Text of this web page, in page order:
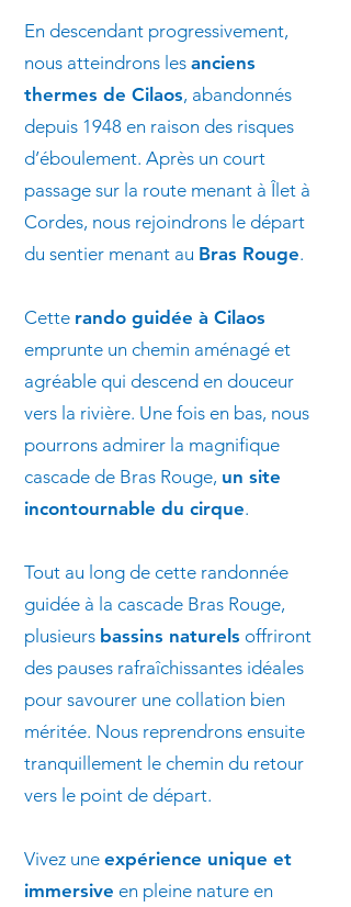
En descendant progressivement,
nous atteindrons les anciens
thermes de Cilaos, abandonnés
depuis 1948 en raison des risques
d’éboulement. Après un court
passage sur la route menant à Îlet à
Cordes, nous rejoindrons le départ
du sentier menant au Bras Rouge.
Cette rando guidée à Cilaos
emprunte un chemin aménagé et
agréable qui descend en douceur
vers la rivière. Une fois en bas, nous
pourrons admirer la magnifique
cascade de Bras Rouge, un site
incontournable du cirque.
Tout au long de cette randonnée
guidée à la cascade Bras Rouge,
plusieurs bassins naturels offriront
des pauses rafraîchissantes idéales
pour savourer une collation bien
méritée. Nous reprendrons ensuite
tranquillement le chemin du retour
vers le point de départ.
Vivez une expérience unique et
immersive en pleine nature en